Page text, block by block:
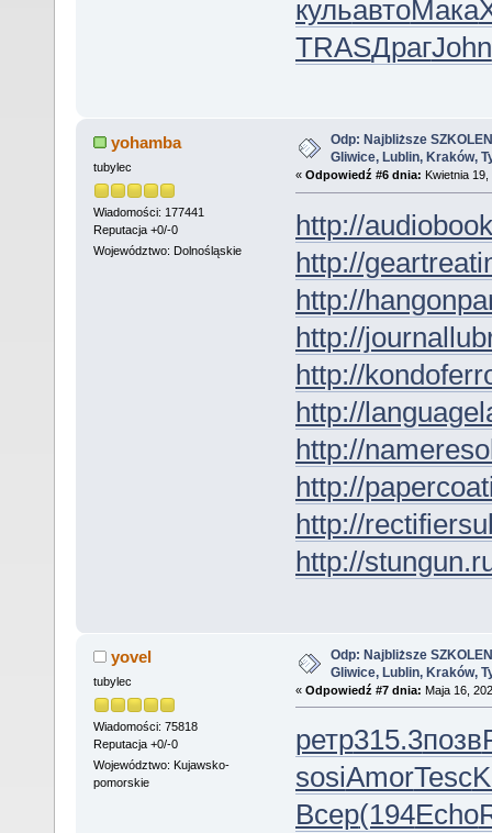
кульавтоМака
TRASДрагJohn
yohamba
tubylec
Wiadomości: 177441
Reputacja +0/-0
Województwo: Dolnośląskie
Odp: Najbliższe
Gliwice, Lublin, Kraków,
« Odpowiedź #6 dnia: Kwietnia
http://
http://
http://
http://
http://
http://
http://
http://
http://
http://
yovel
tubylec
Wiadomości: 75818
Reputacja +0/-0
Województwo: Kujawsko-
pomorskie
Odp: Najbliższe
Gliwice, Lublin, Kraków,
« Odpowiedź #7 dnia: Maja 16,
ретр315.3позв
sosiAmorTesc
Всер(194Echo